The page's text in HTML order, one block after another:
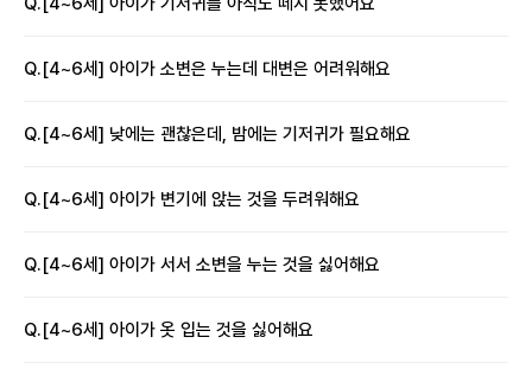
Q.[4~6세] 아이가 소변은 누는데 대변은 어려워해요
Q.[4~6세] 낮에는 괜찮은데, 밤에는 기저귀가 필요해요
Q.[4~6세] 아이가 변기에 앉는 것을 두려워해요
Q.[4~6세] 아이가 서서 소변을 누는 것을 싫어해요
Q.[4~6세] 아이가 옷 입는 것을 싫어해요